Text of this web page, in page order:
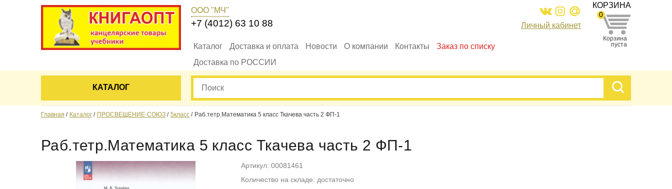
ООО "МЧ"
+7 (4012) 63 10 88 Личный кабинет
Каталог Доставка и оплата Новости О компании Контакты
Заказ по списку
Доставка по РОССИИ
КОРЗИНА
Корзина
пуста
0
КАТАЛОГ
Главная Каталог ПРОСВЕЩЕНИЕ-СОЮЗ 5класс Раб.тетр.Математика 5 класс Ткачева часть 2 ФП-1
Раб.тетр.Математика 5 класс Ткачева часть 2 ФП-1
Артикул: 00081461
Количество на складе: достаточно